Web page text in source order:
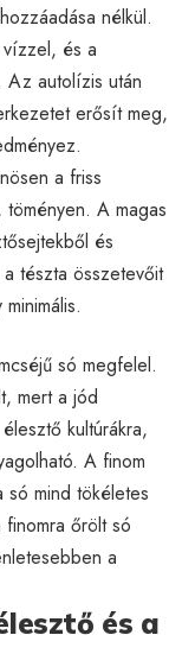
nélkül.
vízzel, és a
Az autolízis után
erősít meg,
a friss
A magas
és
tészta összetevőit
só megfelel.
mert a jód
kultúrákra,
A finom
só mind tökéletes
őrölt só
a
és a